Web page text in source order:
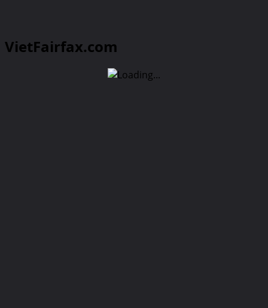
VietFairfax.com